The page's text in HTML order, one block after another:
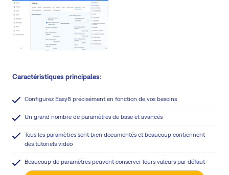
Caractéristiques principales:
Configurez Easy8 précisément en fonction de vos besoins
Un grand nombre de paramètres de base et avancés
Tous les paramètres sont bien documentés et beaucoup contiennent
des tutoriels vidéo
Beaucoup de paramètres peuvent conserver leurs valeurs par défaut